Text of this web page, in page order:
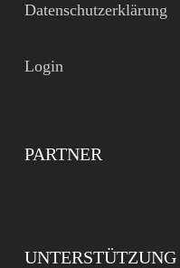
Datenschutzerklärung
Login
PARTNER
UNTERSTÜTZUNG